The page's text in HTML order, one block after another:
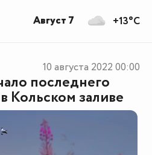
последнего
Кольском заливе
10 августа 2022 00:00
+13°C
Август 7